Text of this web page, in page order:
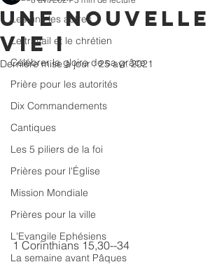
Les uns les autres
Le travail et le chrétien
Célébrer la gloire de sa grâce
Prière pour les autorités
Dix Commandements
Cantiques
Les 5 piliers de la foi
Prières pour l'Église
Mission Mondiale
Prières pour la ville
L'Evangile Ephésiens
La semaine avant Pâques
Une nouvelle
vie I
Dernière mise à jour :25 avr. 2021
1 Corinthians 15,30--34